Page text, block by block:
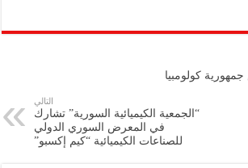
nt
at
A
p
p
gr
ai
ar
كولومبيا
التالي
“الجمعية الكيميائية السورية” تشارك
في المعرض السوري الدولي
للصناعات الكيميائية “كيم إكسبو”